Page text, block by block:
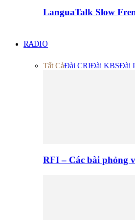
LanguaTalk Slow
RADIO
Tất CảĐài CRIĐài KBSĐài
RFI – Các bài phỏng